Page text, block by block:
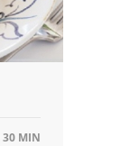
30 MIN